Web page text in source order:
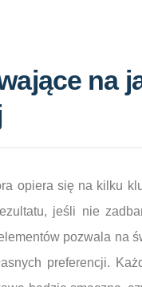
na
opiera się na kilku
jeśli nie
pozwala na
preferencji.